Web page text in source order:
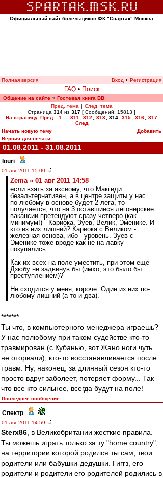
Официальный сайт болельщиков ФК "Спартак" Москва
Полная версия Вход • Регистрация
FAQ • Поиск
Общение на сайте » Гостевая книга ВВ
Пред. тема | След. тема
Страница 314 из 317 [ Сообщений: 15813 ]
На страницу Пред. 1 311 312 313 314 315 316
317
След.
Начать новую тему
Добавить
Версия для печати
01.08.2011 - 31.08.2011
Iouri -
01 авг 2011 15:00
Zema » 01 авг 2011 14:58
если взять за аксиому, что Макгиди
безальтернативен, а в центре защиты у нас
по-любому в основе будет 2 лега, то
получается, что на 3 оставшиеся легонерские
вакансии претендуют сразу четверо (как
минимум!) - Кариока, Зуев, Велик, Эменике. И
кто из них лишний? Кариока с Великом -
железная основа, ибо - уровень. Зуев с
Эменике тоже вроде как не на лавку
покупались..
Как их всех на поле уместить, при этом ещё
Дзюбу не задвинув бы (имхо, это было бы
преступлением)?
Не сходится у меня, короче. Один из них по-
любому лишний (а то и два).
*******
Ты что, в компьютерного менеджера играешь?
У нас полюбому при таком судействе кто-то
травмирован (с Кубанью, вот Жано ноги чуть
не оторвали), кто-то восстанавливается после
травм. Ну, наконец, за длинный сезон кто-то
просто вдруг заболеет, потеряет форму... Так
что все кто сильнее, всегда будут на поле!
Последнее сообщение
Спектр -
01 авг 2011 14:59
Sterx86 , в Великобритании жесткие правила.
Ты можешь играть только за ту "home country",
на территории которой родился ты сам, твои
родители или бабушки-дедушки. Гиггз, его
родители и родители его родителей родились в